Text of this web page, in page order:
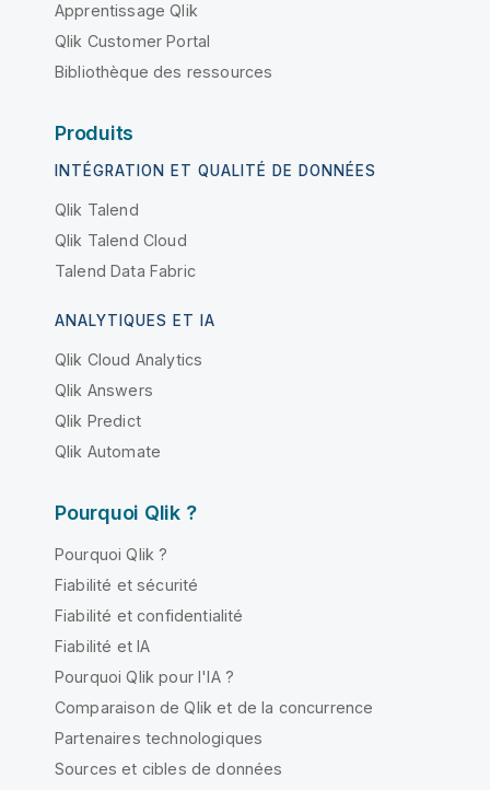
Apprentissage Qlik
Qlik Customer Portal
Bibliothèque des ressources
Produits
INTÉGRATION ET QUALITÉ DE DONNÉES
Qlik Talend
Qlik Talend Cloud
Talend Data Fabric
ANALYTIQUES ET IA
Qlik Cloud Analytics
Qlik Answers
Qlik Predict
Qlik Automate
Pourquoi Qlik ?
Pourquoi Qlik ?
Fiabilité et sécurité
Fiabilité et confidentialité
Fiabilité et IA
Pourquoi Qlik pour l'IA ?
Comparaison de Qlik et de la concurrence
Partenaires technologiques
Sources et cibles de données